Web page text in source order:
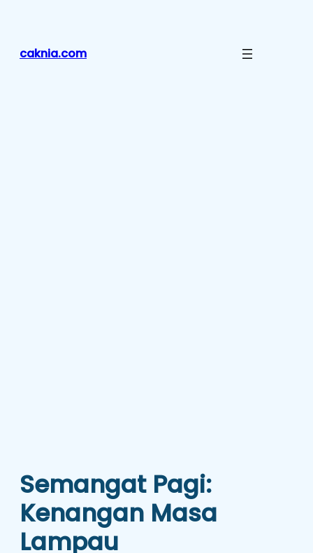
caknia.com
Semangat Pagi:
Kenangan Masa
Lampau